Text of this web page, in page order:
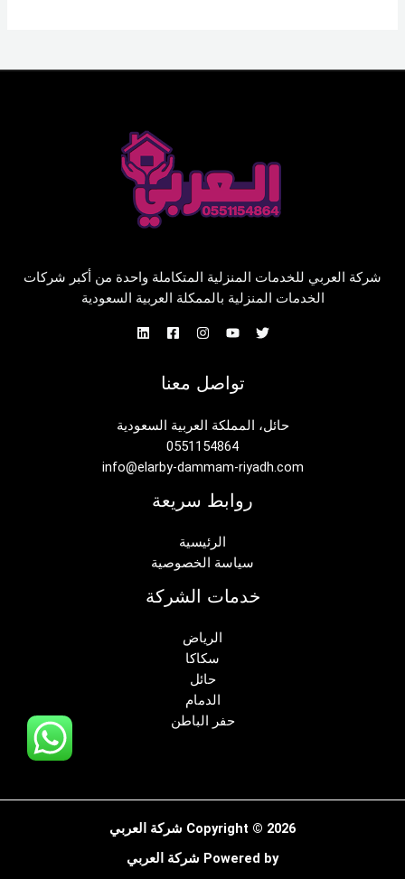
شركة العربي للخدمات المنزلية المتكاملة واحدة من أكبر شركات
الخدمات المنزلية بالممكلة العربية السعودية
تواصل معنا
حائل، المملكة العربية السعودية
0551154864
info@elarby-dammam-riyadh.com
روابط سريعة
الرئيسية
سياسة الخصوصية
خدمات الشركة
الرياض
سكاكا
حائل
الدمام
حفر الباطن
Copyright © 2026 شركة العربي
Powered by شركة العربي